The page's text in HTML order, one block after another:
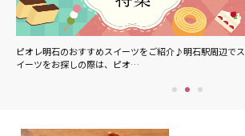
ピオレ明石のおすすめスイーツをご紹介♪明石駅周辺でス
イーツをお探しの際は、ピオ…